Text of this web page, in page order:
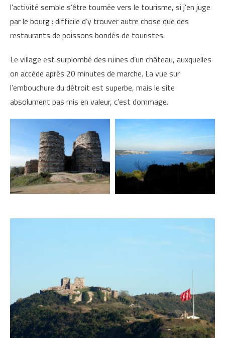
l’activité semble s’être tournée vers le tourisme, si j’en juge
par le bourg : difficile d’y trouver autre chose que des
restaurants de poissons bondés de touristes.
Le village est surplombé des ruines d’un château, auxquelles
on accède après 20 minutes de marche. La vue sur
l’embouchure du détroit est superbe, mais le site
absolument pas mis en valeur, c’est dommage.